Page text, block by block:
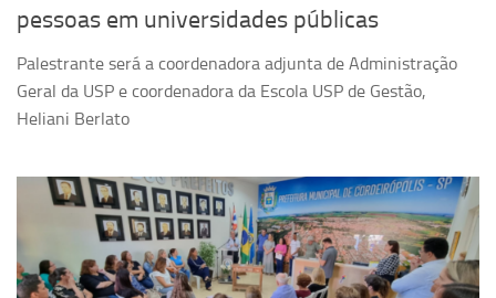
pessoas em universidades públicas
Palestrante será a coordenadora adjunta de Administração
Geral da USP e coordenadora da Escola USP de Gestão,
Heliani Berlato